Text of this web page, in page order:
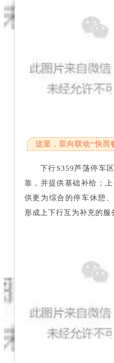
这里，双向联动“快而
下行S359芦荡停车
靠，并提供基础补给；
供更为综合的停车休憩
形成上下行互为补充的服